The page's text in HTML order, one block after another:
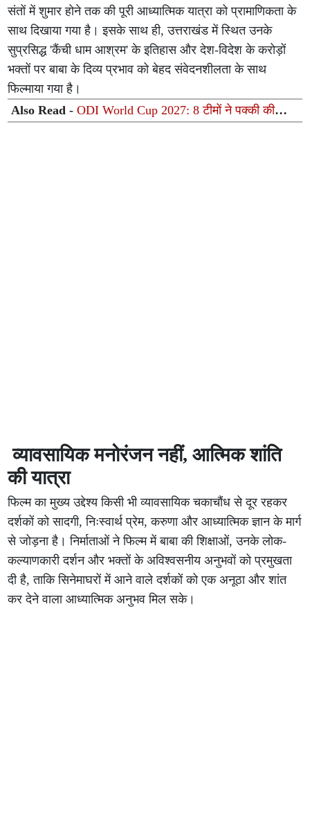
संतों में शुमार होने तक की पूरी आध्यात्मिक यात्रा को प्रामाणिकता के
साथ दिखाया गया है। इसके साथ ही, उत्तराखंड में स्थित उनके
सुप्रसिद्ध 'कैंची धाम आश्रम' के इतिहास और देश-विदेश के करोड़ों
भक्तों पर बाबा के दिव्य प्रभाव को बेहद संवेदनशीलता के साथ
फिल्माया गया है।
Also Read -ODI World Cup 2027: 8 टीमों ने पक्की की
जगह, दो बार की विश्व विजेता वेस्टइंडीज पर फिर मंडराया बाहर
व्यावसायिक मनोरंजन नहीं, आत्मिक शांति
की यात्रा
फिल्म का मुख्य उद्देश्य किसी भी व्यावसायिक चकाचौंध से दूर रहकर
दर्शकों को सादगी, निःस्वार्थ प्रेम, करुणा और आध्यात्मिक ज्ञान के मार्ग
से जोड़ना है। निर्माताओं ने फिल्म में बाबा की शिक्षाओं, उनके लोक-
कल्याणकारी दर्शन और भक्तों के अविश्वसनीय अनुभवों को प्रमुखता
दी है, ताकि सिनेमाघरों में आने वाले दर्शकों को एक अनूठा और शांत
कर देने वाला आध्यात्मिक अनुभव मिल सके।